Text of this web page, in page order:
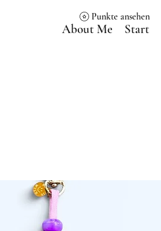
About Me Start
Punkte ansehen